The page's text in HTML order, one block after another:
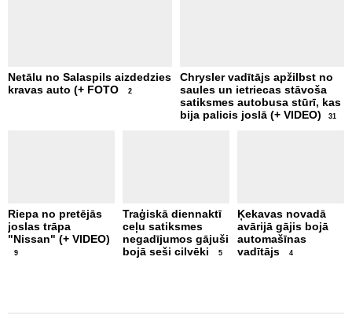
Netālu no Salaspils aizdedzies
kravas auto (+ FOTO
2
Chrysler vadītājs apžilbst no
saules un ietriecas stāvoša
satiksmes autobusa stūrī, kas
bija palicis joslā (+ VIDEO)
31
Riepa no pretējās
joslas trāpa
"Nissan" (+ VIDEO)
9
Traģiskā diennaktī
ceļu satiksmes
negadījumos gājuši
bojā seši cilvēki
5
Ķekavas novadā
avārijā gājis bojā
automašīnas
vadītājs
4